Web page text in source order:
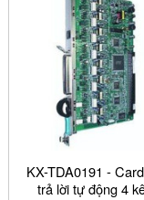
KX-TDA0191 -
trả lời tự động 4